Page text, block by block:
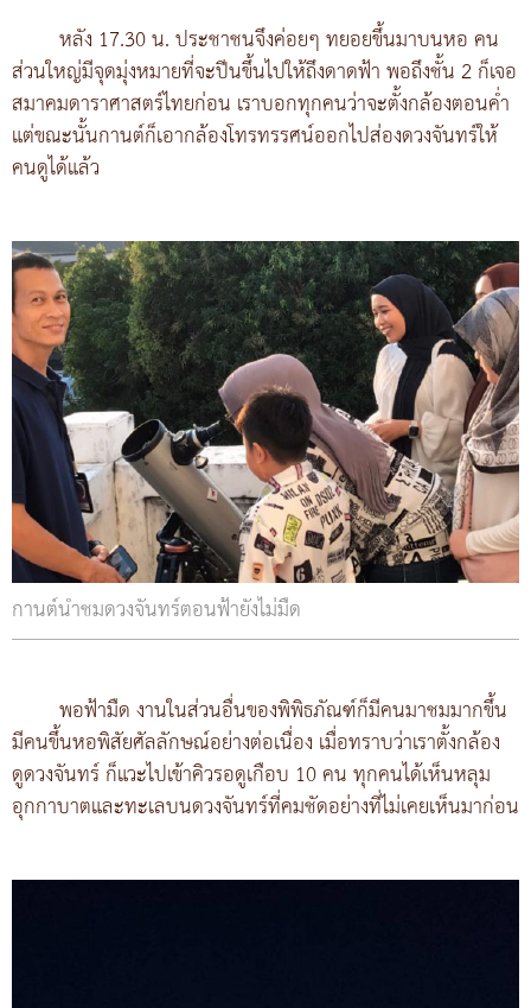
หลัง 17.30 น. ประชาชนจึงค่อยๆ ทยอยขึ้นมาบนหอ คน
ส่วนใหญ่มีจุดมุ่งหมายที่จะปีนขึ้นไปให้ถึงดาดฟ้า พอถึงชั้น 2 ก็เจอ
สมาคมดาราศาสตร์ไทยก่อน เราบอกทุกคนว่าจะตั้งกล้องตอนค่ำ
แต่ขณะนั้นกานต์ก็เอากล้องโทรทรรศน์ออกไปส่องดวงจันทร์ให้
คนดูได้แล้ว
กานต์นำชมดวงจันทร์ตอนฟ้ายังไม่มืด
พอฟ้ามืด งานในส่วนอื่นของพิพิธภัณฑ์ก็มีคนมาชมมากขึ้น
มีคนขึ้นหอพิสัยศัลลักษณ์อย่างต่อเนื่อง เมื่อทราบว่าเราตั้งกล้อง
ดูดวงจันทร์ ก็แวะไปเข้าคิวรอดูเกือบ 10 คน ทุกคนได้เห็นหลุม
อุกกาบาตและทะเลบนดวงจันทร์ที่คมชัดอย่างที่ไม่เคยเห็นมาก่อน